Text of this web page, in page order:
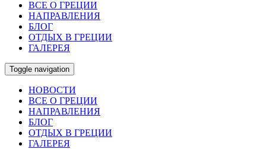
ВСЕ О ГРЕЦИИ
НАПРАВЛЕНИЯ
БЛОГ
ОТДЫХ В ГРЕЦИИ
ГАЛЕРЕЯ
Toggle navigation
НОВОСТИ
ВСЕ О ГРЕЦИИ
НАПРАВЛЕНИЯ
БЛОГ
ОТДЫХ В ГРЕЦИИ
ГАЛЕРЕЯ